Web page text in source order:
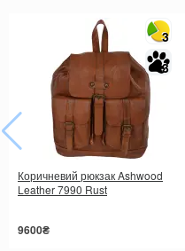
3
3
Коричневий рюкзак Ashwood
Leather 7990 Rust
9600₴